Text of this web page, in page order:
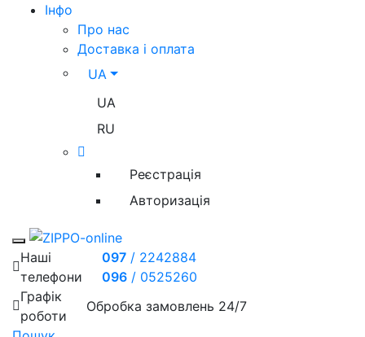
Iнфо
Про нас
Доставка і оплата
UA
UA
RU
Реєстрація
Авторизація
Toggle mobile menu
Наші
телефони
097 / 2242884
096 / 0525260
Графік
роботи
Обробка замовлень 24/7